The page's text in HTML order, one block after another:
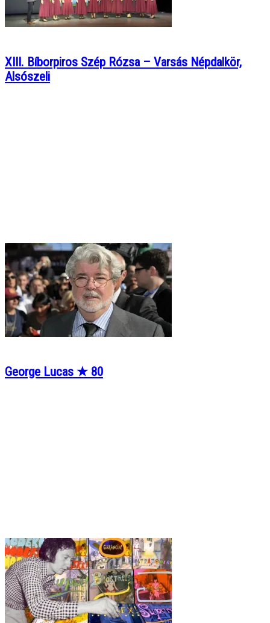
XIII. Bíborpiros Szép Rózsa – Varsás Népdalkör,
Alsószeli
George Lucas ★ 80